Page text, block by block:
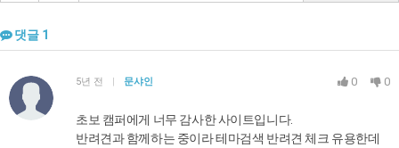
댓글 1
5년 전 | 문샤인 0 0
초보 캠퍼에게 너무 감사한 사이트입니다.
반려견과 함께하는 중이라 테마검색 반려견 체크 유용한데